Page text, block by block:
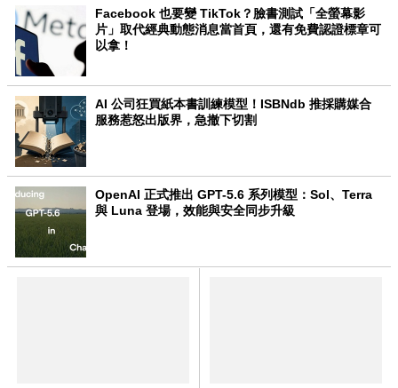
Facebook 也要變 TikTok？臉書測試「全螢幕影
片」取代經典動態消息當首頁，還有免費認證標章可
以拿！
AI 公司狂買紙本書訓練模型！ISBNdb 推採購媒合
服務惹怒出版界，急撤下切割
OpenAI 正式推出 GPT-5.6 系列模型：Sol、Terra
與 Luna 登場，效能與安全同步升級